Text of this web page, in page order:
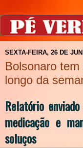
SEXTA-FEIRA, 26 DE
Bolsonaro
longo da
Relatório
medicação e
soluços